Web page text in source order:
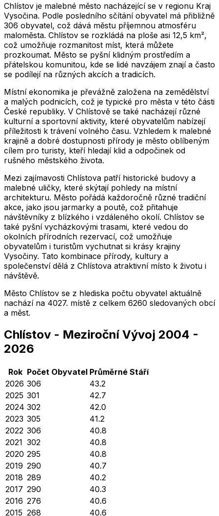
Chlístov je malebné město nacházející se v regionu Kraj
Vysočina. Podle posledního sčítání obyvatel má přibližně
306 obyvatel, což dává městu příjemnou atmosféru
maloměsta. Chlístov se rozkládá na ploše asi 12,5 km²,
což umožňuje rozmanitost míst, která můžete
prozkoumat. Město se pyšní klidným prostředím a
přátelskou komunitou, kde se lidé navzájem znají a často
se podílejí na různých akcích a tradicích.
Místní ekonomika je převážně založena na zemědělství
a malých podnicích, což je typické pro města v této části
České republiky. V Chlístově se také nacházejí různé
kulturní a sportovní aktivity, které obyvatelům nabízejí
příležitosti k trávení volného času. Vzhledem k malebné
krajině a dobré dostupnosti přírody je město oblíbeným
cílem pro turisty, kteří hledají klid a odpočinek od
rušného městského života.
Mezi zajímavosti Chlístova patří historické budovy a
malebné uličky, které skýtají pohledy na místní
architekturu. Město pořádá každoročně různé tradiční
akce, jako jsou jarmarky a poutě, což přitahuje
návštěvníky z blízkého i vzdáleného okolí. Chlístov se
také pyšní vycházkovými trasami, které vedou do
okolních přírodních rezervací, což umožňuje
obyvatelům i turistům vychutnat si krásy krajiny
Vysočiny. Tato kombinace přírody, kultury a
společenství dělá z Chlístova atraktivní místo k životu i
návštěvě.
Město Chlístov se z hlediska počtu obyvatel aktuálně
nachází na 4027. místě z celkem 6260 sledovaných obcí
a měst.
Chlístov - Meziroční Vývoj 2004 -
2026
Rok Počet Obyvatel Průměrné Stáří
2026 306
43.2
2025 301
42.7
2024 302
42.0
2023 305
41.2
2022 306
40.8
2021 302
40.8
2020 295
40.8
2019 290
40.7
2018 289
40.2
2017 290
40.3
2016 276
40.6
2015 268 40.6